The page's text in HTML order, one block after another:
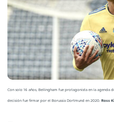
Con solo 16 años, Bellingham fue protagonista en la agenda
decisión fue firmar por el Borussia Dortmund en 2020. Ross